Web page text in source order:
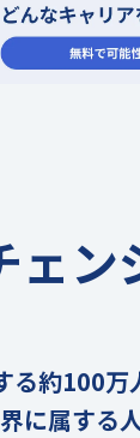
ェン
約100万
に属する